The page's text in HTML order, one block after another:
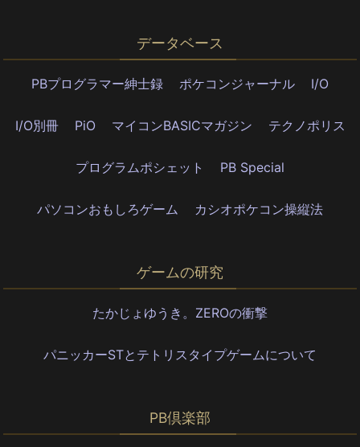
データベース
PBプログラマー紳士録 ポケコンジャーナル I/O
I/O別冊 PiO マイコンBASICマガジン テクノポリス
プログラムポシェット PB Special
パソコンおもしろゲーム カシオポケコン操縦法
ゲームの研究
たかじょゆうき。ZEROの衝撃
パニッカーSTとテトリスタイプゲームについて
PB倶楽部